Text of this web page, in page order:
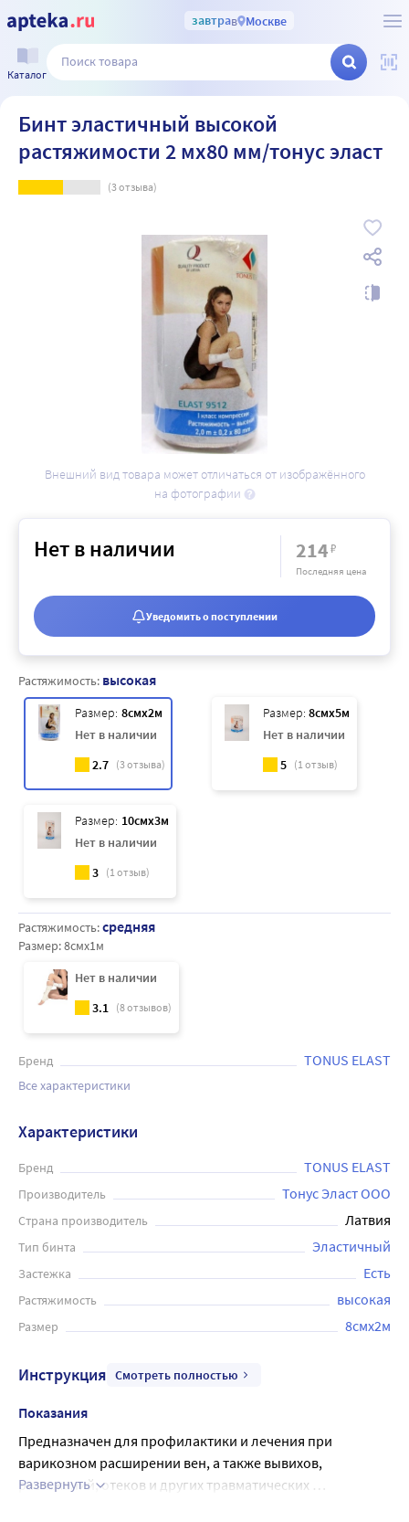
завтрав Москве
Каталог
Бинт эластичный высокой
растяжимости 2 мх80 мм/тонус эласт
(3отзыва)
Внешний вид товара может отличаться от изображённого
на фотографии
Растяжимость: высокая
Размер: 8смx2м
Нет в наличии
2.7 (3отзыва)
Размер: 8смx5м
Нет в наличии
5
(1отзыв)
Размер: 10смx3м
Нет в наличии
3 (1отзыв)
Растяжимость:средняя
Размер:8смx1м
Нет в наличии
3.1 (8отзывов)
Бренд TONUS ELAST
Все характеристики
Нет в наличии 214₽
Последняя цена
Уведомить о поступлении
Характеристики
Бренд TONUS ELAST
Производитель Тонус Эласт ООО
Страна производитель Латвия
Тип бинта Эластичный
Застежка Есть
Растяжимость высокая
Размер 8смx2м
Инструкция Смотреть полностью
Показания
Предназначен для профилактики и лечения при
варикозном расширении вен, а также вывихов,
растяжений, отеков и других травматических
Развернуть